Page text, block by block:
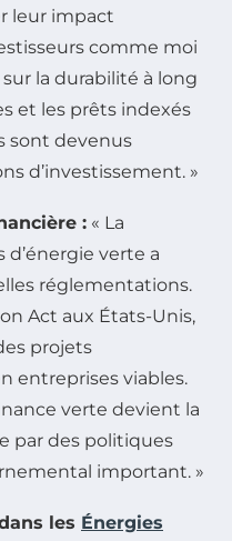
leur impact
comme moi
la durabilité à long
et les prêts indexés
sont devenus
d’investissement. »
: « La
verte a
réglementations.
Act aux États-Unis,
projets
entreprises viables.
verte devient la
par des politiques
important. »
les Énergies